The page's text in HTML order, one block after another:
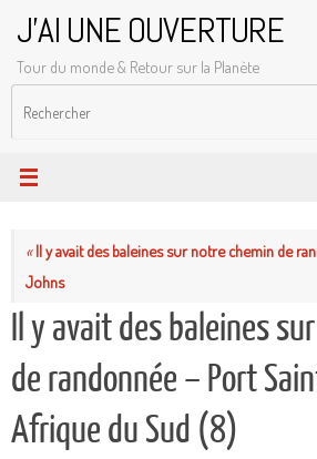
contenu
J'AI UNE OUVERTURE
Tour du monde & Retour sur la Planète
«Il y avait des baleines sur notre chemin de
Johns
Il y avait des baleines
de randonnée – Port
Afrique du Sud (8)